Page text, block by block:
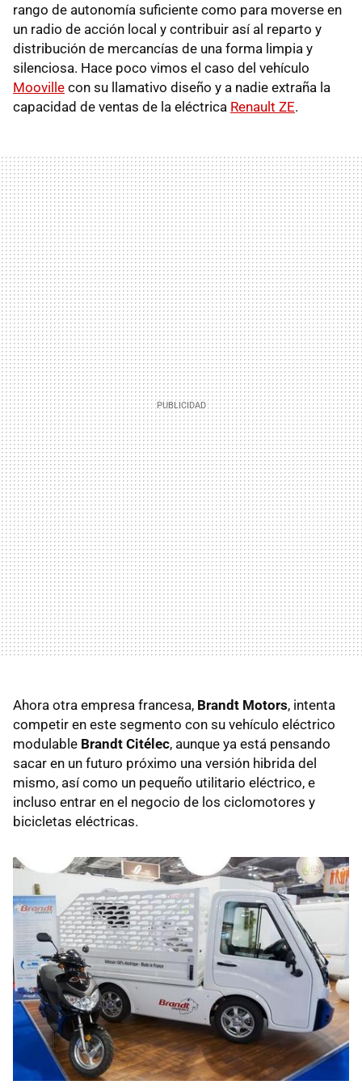
rango de autonomía suficiente como para moverse en
un radio de acción local y contribuir así al reparto y
distribución de mercancías de una forma limpia y
silenciosa. Hace poco vimos el caso del vehículo
Mooville con su llamativo diseño y a nadie extraña la
capacidad de ventas de la eléctrica Renault ZE.
Ahora otra empresa francesa, Brandt Motors, intenta
competir en este segmento con su vehículo eléctrico
modulable Brandt Citélec, aunque ya está pensando
sacar en un futuro próximo una versión hibrida del
mismo, así como un pequeño utilitario eléctrico, e
incluso entrar en el negocio de los ciclomotores y
bicicletas eléctricas.